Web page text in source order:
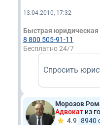
13.04.2010, 17:32
Быстрая
8 800 505-91-11
Бесплатно 24/7
Спросить
Морозов
Адвокат из
4.9 8940